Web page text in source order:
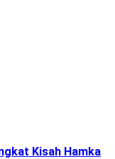
Kisah Hamka